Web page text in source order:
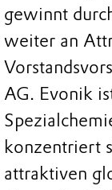
gewinnt
weiter an
AG. Evonik
konzentriert
attraktiven